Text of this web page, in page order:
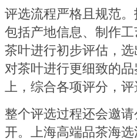
评选流程严格且规范
包括产地信息、制作
茶叶进行初步评估，
对茶叶进行更细致的
上，综合各项评分，
整个评选过程还会邀
开。上海高端品茶海